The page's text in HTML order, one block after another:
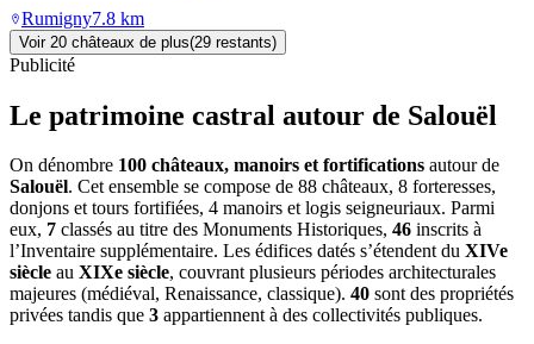
Rumigny7.8 km
Voir 20 châteaux de plus(29 restants)
Publicité
Le patrimoine castral autour de Salouël
On dénombre 100 châteaux, manoirs et fortifications autour de
Salouël. Cet ensemble se compose de 88 châteaux, 8 forteresses,
donjons et tours fortifiées, 4 manoirs et logis seigneuriaux. Parmi
eux, 7 classés au titre des Monuments Historiques, 46 inscrits à
l’Inventaire supplémentaire. Les édifices datés s’étendent du XIVe
siècle au XIXe siècle, couvrant plusieurs périodes architecturales
majeures (médiéval, Renaissance, classique). 40 sont des propriétés
privées tandis que 3 appartiennent à des collectivités publiques.